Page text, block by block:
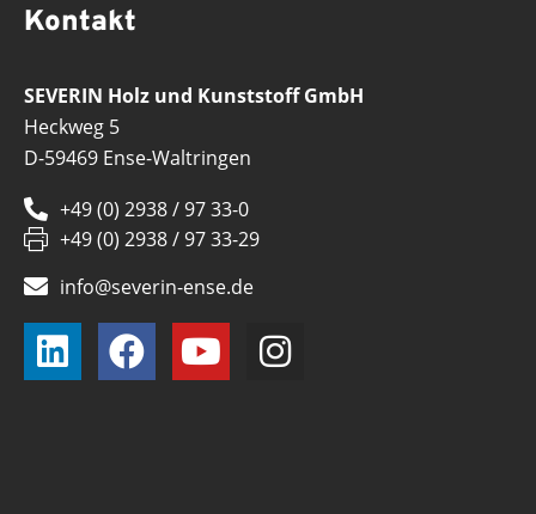
Kontakt
SEVERIN Holz und Kunststoff GmbH
Heckweg 5
D-59469 Ense-Waltringen
+49 (0) 2938 / 97 33-0
+49 (0) 2938 / 97 33-29
info@severin-ense.de